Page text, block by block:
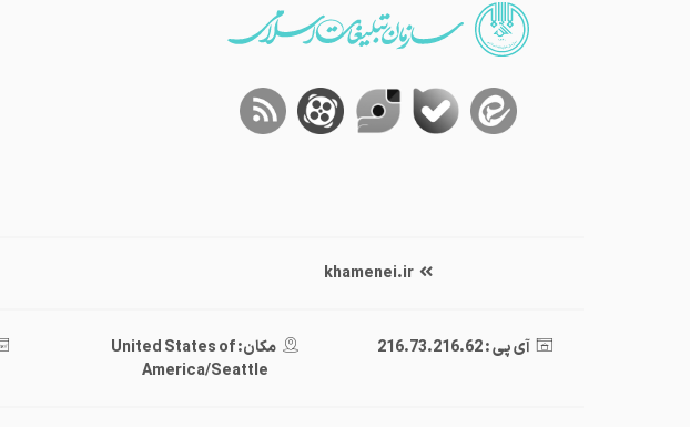
khamenei.ir
آی پی : 216.73.216.62
مکان: United States of
America/Seattle